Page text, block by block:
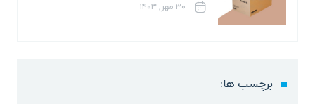
۳۰ مهر, ۱۴۰۳
برچسب ها: